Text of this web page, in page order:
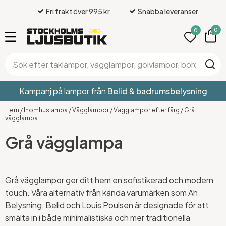
Fri frakt över 995 kr Snabba leveranser
0 0
Kampanj på lampor från Belid& badrumsbelysning
Hem / Inomhuslampa /Vägglampor/Vägglampor efter färg / Grå
vägglampa
Grå vägglampa
Grå vägglampor ger ditt hem en sofistikerad och modern
touch. Våra alternativ från kända varumärken som Ah
Belysning, Belid och Louis Poulsen är designade för att
smälta in i både minimalistiska och mer traditionella